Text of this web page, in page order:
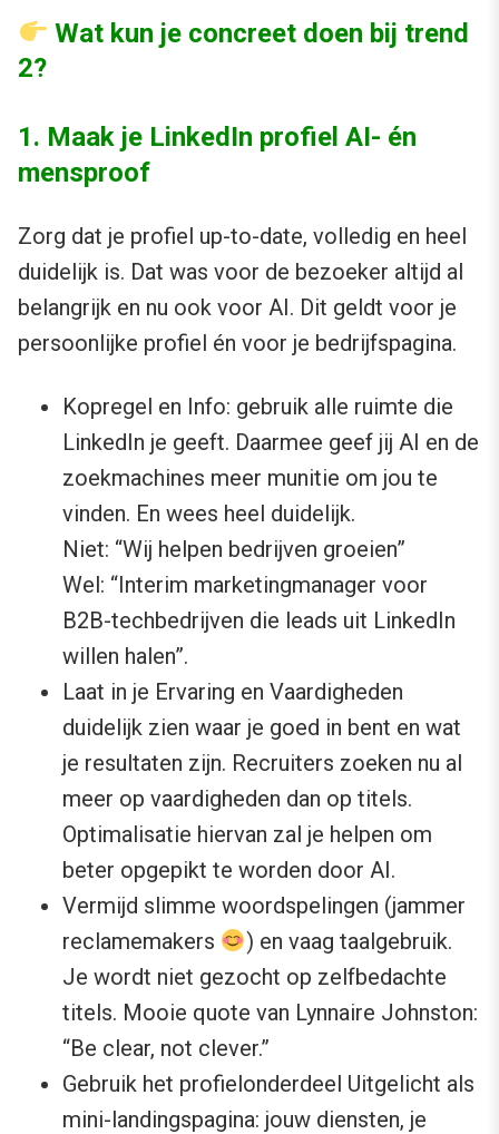
Wat kun je concreet doen bij trend
2?
1. Maak je LinkedIn profiel AI- én
mensproof
Zorg dat je profiel up-to-date, volledig en heel
duidelijk is. Dat was voor de bezoeker altijd al
belangrijk en nu ook voor AI. Dit geldt voor je
persoonlijke profiel én voor je bedrijfspagina.
Kopregel en Info: gebruik alle ruimte die
LinkedIn je geeft. Daarmee geef jij AI en de
zoekmachines meer munitie om jou te
vinden. En wees heel duidelijk.
Niet: “Wij helpen bedrijven groeien”
Wel: “Interim marketingmanager voor
B2B-techbedrijven die leads uit LinkedIn
willen halen”.
Laat in je Ervaring en Vaardigheden
duidelijk zien waar je goed in bent en wat
je resultaten zijn. Recruiters zoeken nu al
meer op vaardigheden dan op titels.
Optimalisatie hiervan zal je helpen om
beter opgepikt te worden door AI.
Vermijd slimme woordspelingen (jammer
reclamemakers
) en vaag taalgebruik.
Je wordt niet gezocht op zelfbedachte
titels. Mooie quote van Lynnaire Johnston:
“Be clear, not clever.”
Gebruik het profielonderdeel Uitgelicht als
mini-landingspagina: jouw diensten, je